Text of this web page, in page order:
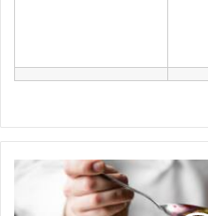
MENU
AMANHÃ